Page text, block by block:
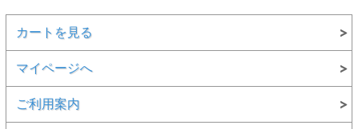
カートを見る
マイページへ
ご利用案内